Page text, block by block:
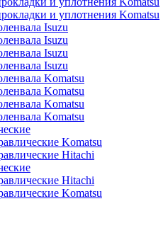
и уплотнения Komatsu
Isuzu
Isuzu
Isuzu
Isuzu
Komatsu
Komatsu
Komatsu
Komatsu
Komatsu
Hitachi
Hitachi
Komatsu